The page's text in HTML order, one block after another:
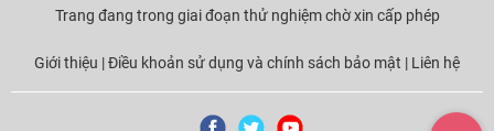
Trang đang trong giai đoạn thử nghiệm chờ xin cấp phép
Giới thiệu |Điều khoản sử dụng và chính sách bảo mật | Liên hệ